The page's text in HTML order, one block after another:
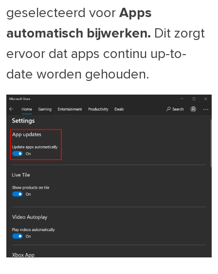
geselecteerd voorApps
automatisch bijwerken. Dit zorgt
ervoor dat apps continu up-to-
date worden gehouden.